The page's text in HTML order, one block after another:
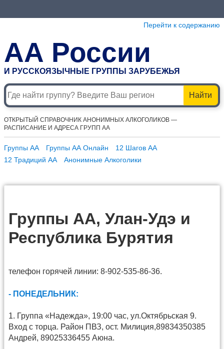
Перейти к содержанию
АА России
И РУССКОЯЗЫЧНЫЕ ГРУППЫ ЗАРУБЕЖЬЯ
Найти
ОТКРЫТЫЙ СПРАВОЧНИК АНОНИМНЫХ АЛКОГОЛИКОВ —
РАСПИСАНИЕ И АДРЕСА ГРУПП АА
Группы АА Группы АА Онлайн
12 Шагов АА
12 Традиций АА
Анонимные Алкоголики
Группы АА, Улан-Удэ и
Республика Бурятия
телефон горячей линии: 8-902-535-86-36.
- ПОНЕДЕЛЬНИК:
1. Группа «Надежда», 19:00 час, ул.Октябрьская 9.
Вход с торца. Район ПВЗ, ост. Милиция,89834350385
Андрей, 89025336455 Аюна.